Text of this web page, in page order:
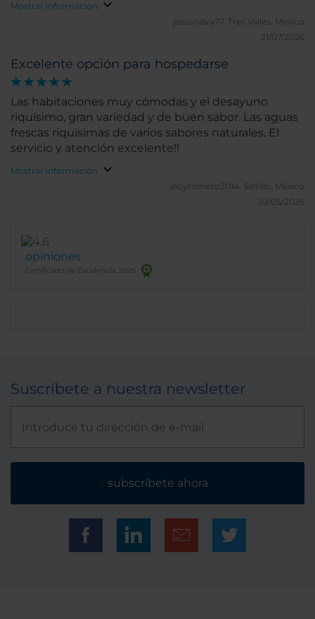
Mostrar información
jesusnava77. Tres Valles, México
21/07/2026
Excelente opción para hospedarse
Las habitaciones muy cómodas y el desayuno
riquísimo, gran variedad y de buen sabor. Las aguas
frescas riquísimas de varios sabores naturales. El
servicio y atención excelente!!
Mostrar información
eloyromero2014. Saltillo, México
30/05/2026
opiniones
Certificado de Excelencia 2025
Suscríbete a nuestra newsletter
subscríbete ahora